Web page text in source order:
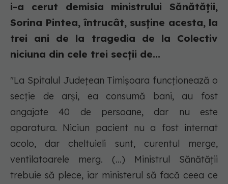
i-a cerut demisia ministrului Sănătăţii,
Sorina Pintea, întrucât, susţine acesta, la
trei ani de la tragedia de la Colectiv
niciuna din cele trei secţii de...
"La Spitalul Judeţean Timişoara funcţionează o
secţie de arşi, ea consumă bani, au fost
angajate 40 de persoane, dar nu este
aparatura. Niciun pacient nu a fost internat
acolo, dar cheltuieli sunt, curentul merge,
ventilatoarele merg. (...) Ministrul Sănătăţii
trebuie să plece, iar ministerul să facă ceea ce